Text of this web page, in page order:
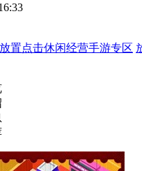
放置点击休闲经营手游专区